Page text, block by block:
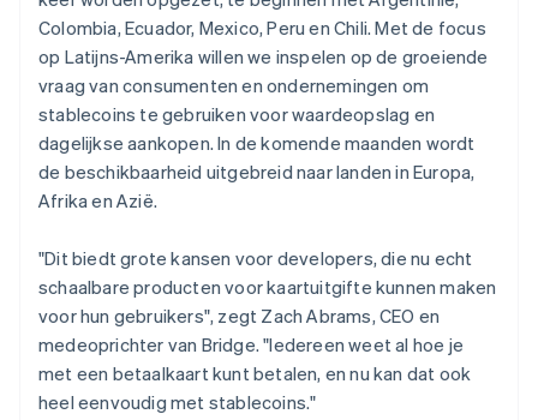
Colombia, Ecuador, Mexico, Peru en Chili. Met de focus
op Latijns-Amerika willen we inspelen op de groeiende
vraag van consumenten en ondernemingen om
stablecoins te gebruiken voor waardeopslag en
dagelijkse aankopen. In de komende maanden wordt
de beschikbaarheid uitgebreid naar landen in Europa,
Afrika en Azië.
"Dit biedt grote kansen voor developers, die nu echt
schaalbare producten voor kaartuitgifte kunnen maken
voor hun gebruikers", zegt Zach Abrams, CEO en
medeoprichter van Bridge. "Iedereen weet al hoe je
met een betaalkaart kunt betalen, en nu kan dat ook
heel eenvoudig met stablecoins."
English
Singapore
English简体中文
Slovenië
EnglishItaliano
Slowakije
English
Spanje
EspañolEnglish
ไทยEnglish
Tsjechië
English
Vasteland van China
简体中文English
Verenigd Koninkrijk
English